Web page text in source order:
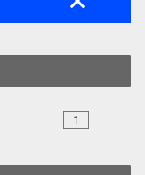
1